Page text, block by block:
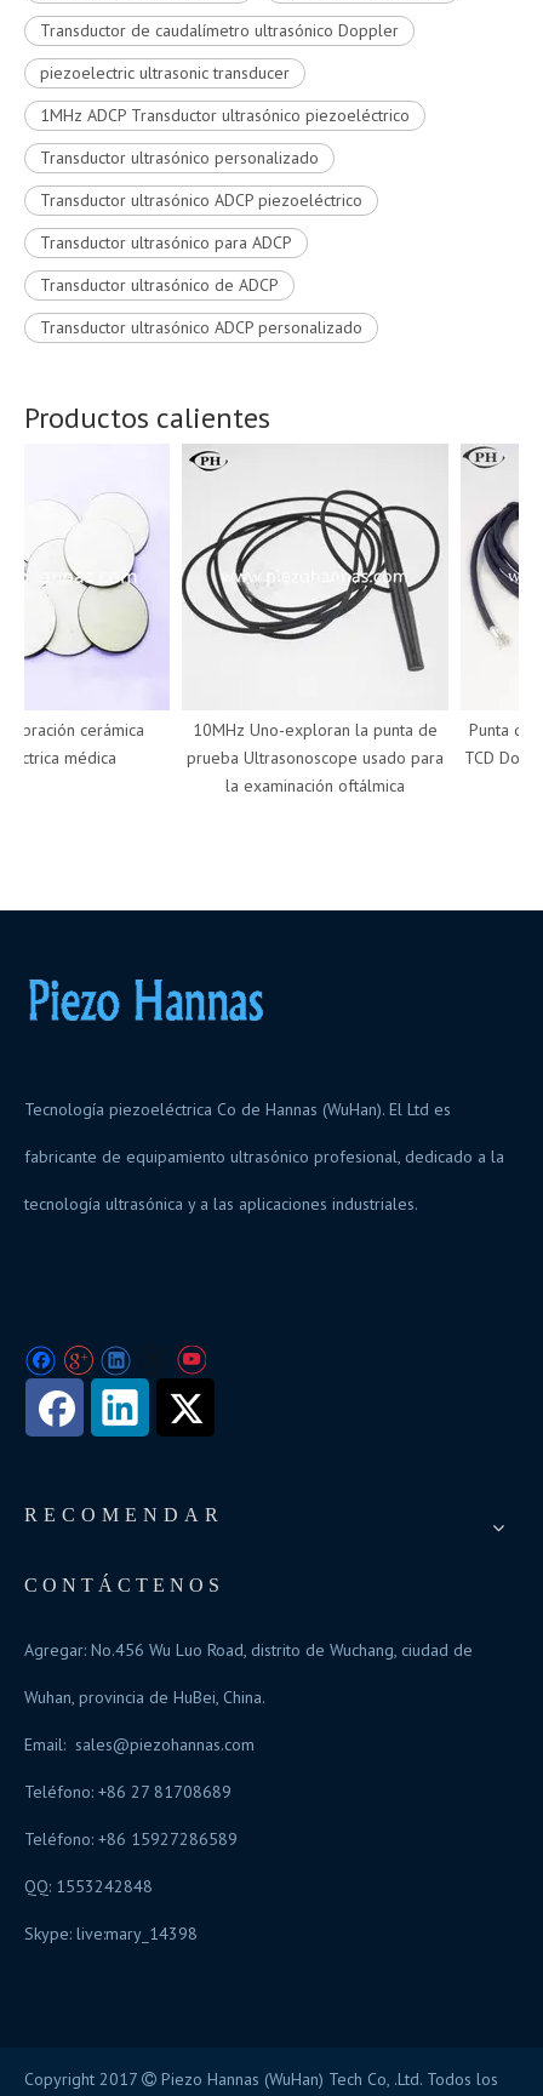
Transductor de caudalímetro ultrasónico Doppler
piezoelectric ultrasonic transducer
1MHz ADCP Transductor ultrasónico piezoeléctrico
Transductor ultrasónico personalizado
Transductor ultrasónico ADCP piezoeléctrico
Transductor ultrasónico para ADCP
Transductor ultrasónico de ADCP
Transductor ultrasónico ADCP personalizado
Productos calientes
cerámica
médica
10MHz Uno-exploran la punta de
prueba Ultrasonoscope usado para
la examinación oftálmica
Punta de
TCD
Tecnología piezoeléctrica Co de Hannas (WuHan). El Ltd es
fabricante de equipamiento ultrasónico profesional, dedicado a la
tecnología ultrasónica y a las aplicaciones industriales.
RECOMENDAR
CONTÁCTENOS
Agregar: No.456 Wu Luo Road, distrito de Wuchang, ciudad de
Wuhan, provincia de HuBei, China.
Email: sales@piezohannas.com
Teléfono: +86 27 81708689
Teléfono: +86 15927286589
QQ: 1553242848
Skype: live:mary_14398
Copyright 2017  Piezo Hannas (WuHan) Tech Co, .Ltd. Todos los